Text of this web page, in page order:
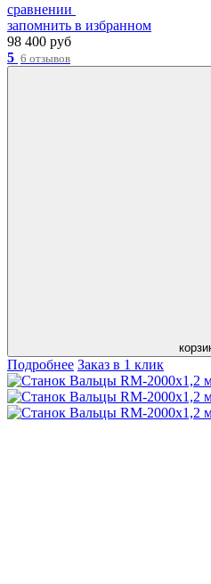
сравнении
запомнить в избранном
98 400 руб
5 6 отзывов
Подробнее Заказ в 1 клик